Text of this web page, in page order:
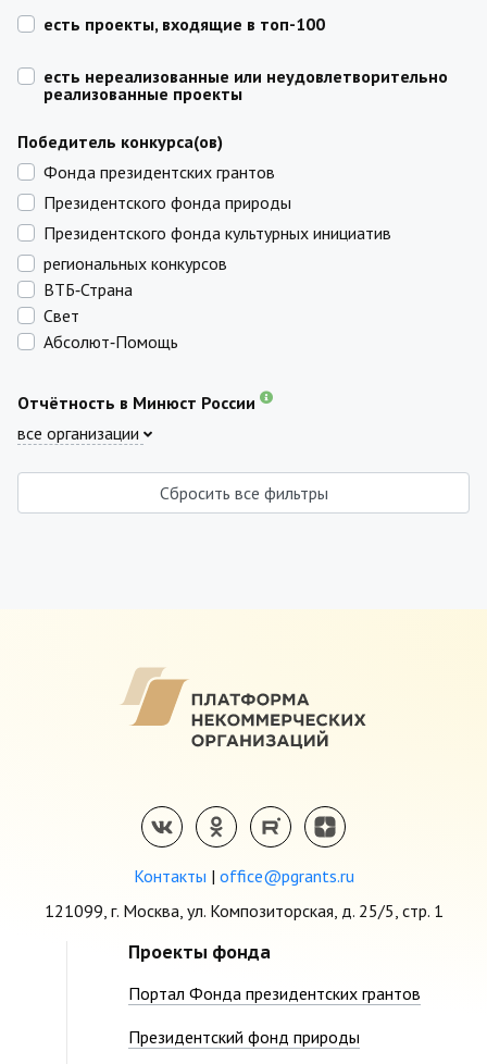
есть проекты, входящие в топ-100
есть нереализованные или неудовлетворительно
реализованные проекты
Победитель конкурса(ов)
Фонда президентских грантов
Президентского фонда природы
Президентского фонда культурных инициатив
региональных конкурсов
ВТБ‑Страна
Свет
Абсолют‑Помощь
Отчётность в Минюст России
все организации
Сбросить все фильтры
Контакты | office@pgrants.ru
121099, г. Москва, ул. Композиторская, д. 25/5, стр. 1
Проекты фонда
Портал Фонда президентских грантов
Президентский фонд природы